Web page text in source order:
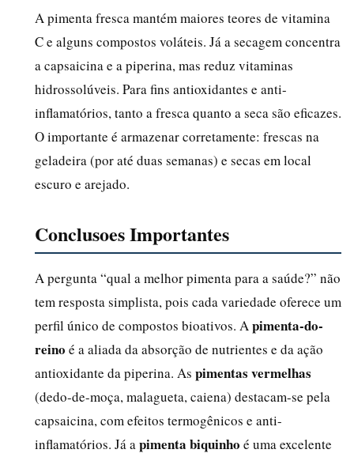
A pimenta fresca mantém maiores teores de vitamina
C e alguns compostos voláteis. Já a secagem concentra
a capsaicina e a piperina, mas reduz vitaminas
hidrossolúveis. Para fins antioxidantes e anti-
inflamatórios, tanto a fresca quanto a seca são eficazes.
O importante é armazenar corretamente: frescas na
geladeira (por até duas semanas) e secas em local
escuro e arejado.
Conclusoes Importantes
A pergunta “qual a melhor pimenta para a saúde?” não
tem resposta simplista, pois cada variedade oferece um
perfil único de compostos bioativos. A pimenta-do-
reino é a aliada da absorção de nutrientes e da ação
antioxidante da piperina. As pimentas vermelhas
(dedo-de-moça, malagueta, caiena) destacam-se pela
capsaicina, com efeitos termogênicos e anti-
inflamatórios. Já a pimenta biquinho é uma excelente